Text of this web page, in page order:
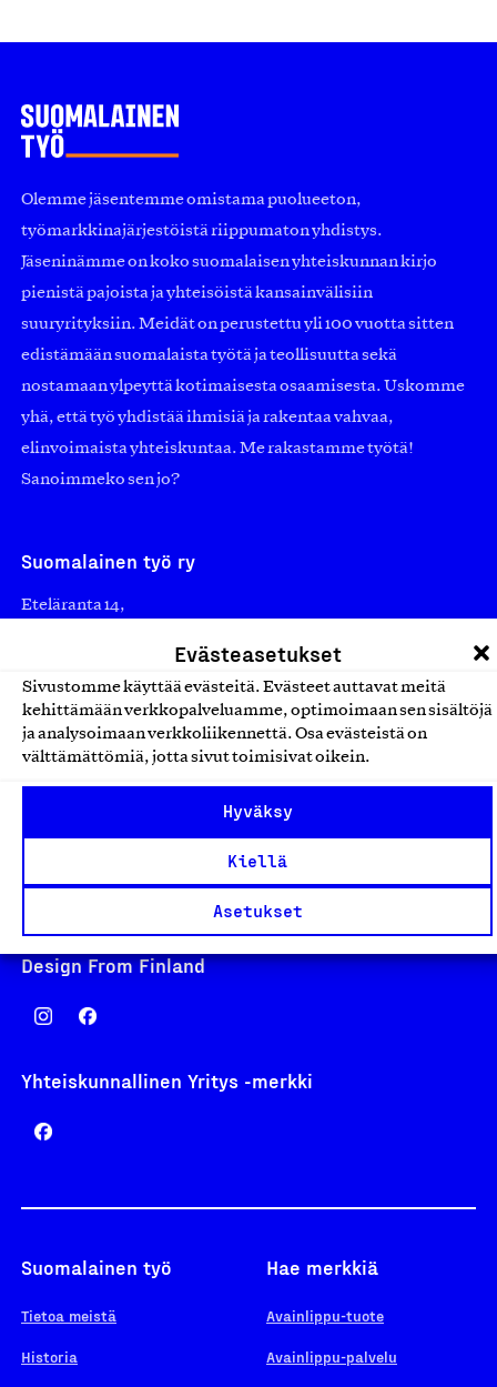
Evästeasetukset
Sivustomme käyttää evästeitä. Evästeet auttavat meitä
kehittämään verkkopalveluamme, optimoimaan sen sisältöjä
ja analysoimaan verkkoliikennettä. Osa evästeistä on
välttämättömiä, jotta sivut toimisivat oikein.
Hyväksy
Kiellä
Asetukset
Olemme jäsentemme omistama puolueeton,
työmarkkinajärjestöistä riippumaton yhdistys.
Jäseninämme on koko suomalaisen yhteiskunnan kirjo
pienistä pajoista ja yhteisöistä kansainvälisiin
suuryrityksiin. Meidät on perustettu yli 100 vuotta sitten
edistämään suomalaista työtä ja teollisuutta sekä
nostamaan ylpeyttä kotimaisesta osaamisesta. Uskomme
yhä, että työ yhdistää ihmisiä ja rakentaa vahvaa,
elinvoimaista yhteiskuntaa. Me rakastamme työtä!
Sanoimmeko sen jo?
Suomalainen työ ry
Eteläranta 14,
asiakaspalvelu@suomalainentyo.fi
laskutus@suomalainentyo.fi
Design From Finland
Yhteiskunnallinen Yritys -merkki
Suomalainen työ
Tietoa meistä
Historia
Hae merkkiä
Avainlippu-tuote
Avainlippu-palvelu